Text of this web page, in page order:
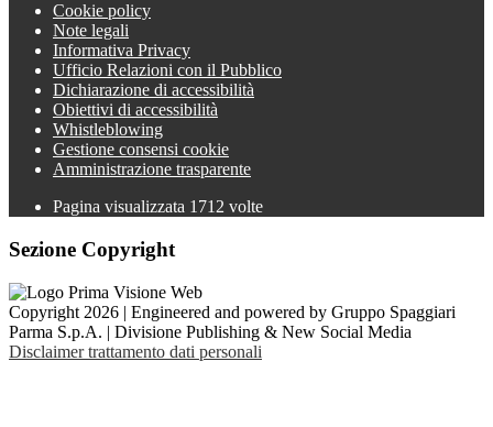
Cookie policy
Note legali
Informativa Privacy
Ufficio Relazioni con il Pubblico
Dichiarazione di accessibilità
Obiettivi di accessibilità
Whistleblowing
Gestione consensi cookie
Amministrazione trasparente
Pagina visualizzata 1712 volte
Sezione Copyright
Copyright 2026 | Engineered and powered by Gruppo Spaggiari
Parma S.p.A. | Divisione Publishing & New Social Media
Disclaimer trattamento dati personali